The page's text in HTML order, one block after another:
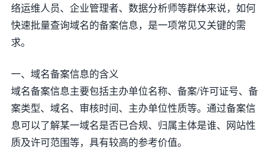
络运维人员、企业管理者、数据分析师等群体来说，如何
快速批量查询域名的备案信息，是一项常见又关键的需
求。
一、域名备案信息的含义
域名备案信息主要包括主办单位名称、备案/许可证号、备
案类型、域名、审核时间、主办单位性质等。通过备案信
息可以了解某一域名是否已合规、归属主体是谁、网站性
质及许可范围等，具有较高的参考价值。